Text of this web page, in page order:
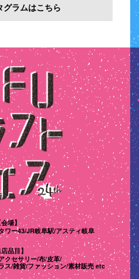
グラムはこちら
会場】
ワー43/JR岐阜駅/アスティ岐阜
品目】
クセサリー/布/皮革/
ス/雑貨/ファッション/素材販売 etc